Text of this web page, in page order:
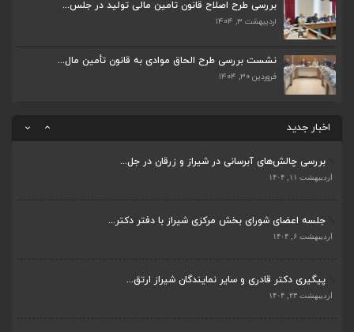
بررسی طرح اصلاح قانون تامین مالی تولید در جلس...
اردیبهشت ۳, ۱۴۰۴
نشست بررسی طرح الحاق موادی به قانون تأمین مال...
فروردین ۳۰, ۱۴۰۴
اخبار جدید
ضرورت تکمیل قطعات ۷ و ۸ آزادراه شیراز به اصفه...
اردیبهشت ۲۳, ۱۴۰۴
بررسی چالش‌های آبرسانی در شیراز و زرقان در جل...
اردیبهشت ۱۱, ۱۴۰۴
جلسه اعضای شورای بخش مرکزی شیراز با دفتر دکتر...
اردیبهشت ۶, ۱۴۰۴
پیگیری دکتر قادری و سایر نمایندگان شیراز ارتق...
اردیبهشت ۲۳, ۱۴۰۴
ضرورت تکمیل قطعات ۷ و ۸ آزادراه شیراز به اصفه...
قادری نماینده مردم شیراز و زرقان در مجلس شورا...
بررسی چالش‌های آبرسانی در شیراز و زرقان در جل...